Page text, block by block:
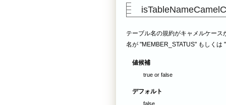
テーブル名の規約がキャメルケー
名が "MEMBER_STATUS" もしく
値候補
true or false
デフォルト
false